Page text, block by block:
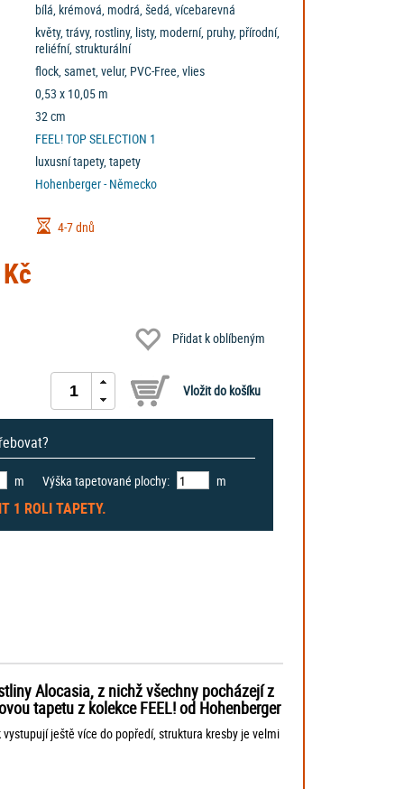
bílá, krémová, modrá, šedá, vícebarevná
květy, trávy, rostliny, listy, moderní, pruhy, přírodní,
reliéfní, strukturální
flock, samet, velur, PVC-Free, vlies
0,53 x 10,05 m
32 cm
FEEL!TOP SELECTION 1
luxusní tapety, tapety
Hohenberger - Německo
4-7 dnů
Přidat k oblíbeným
m Výška tapetované plochy: m
1 ROLITAPETY.
Alocasia, z nichž všechny pocházejí z
tapetuz kolekce FEEL! od Hohenberger
ještě více do popředí, struktura kresby je velmi